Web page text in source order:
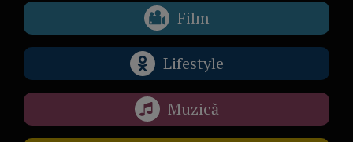
Film
Lifestyle
Muzică